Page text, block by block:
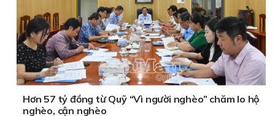
Hơn 57 tỷ đồng từ Quỹ “Vì người nghèo” chăm lo hộ
nghèo, cận nghèo